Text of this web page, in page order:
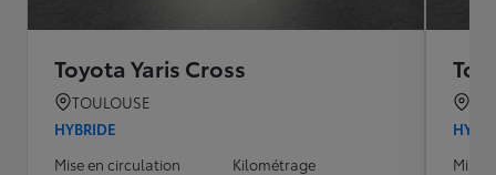
Toyota Yaris Cross
TOULOUSE
HYBRIDE
Mise en circulation
Kilométrage
Mise